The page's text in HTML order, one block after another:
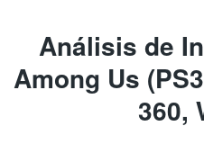
Análisis de
Among Us
360,